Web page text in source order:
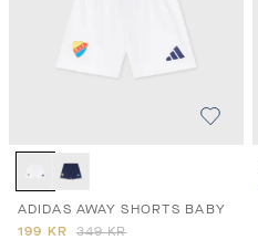
ADIDAS AWAY SHORTS BABY
199 KR 349 KR